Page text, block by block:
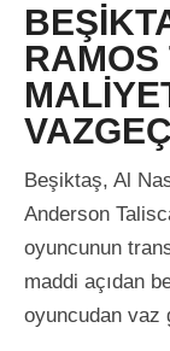
RAMOS
Beşiktaş, Al
Anderson
oyuncunun
maddi açıdan
oyuncudan vaz